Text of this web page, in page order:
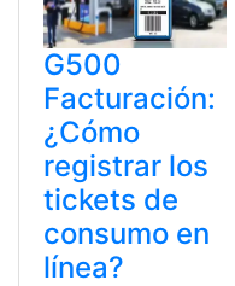
G500
Facturación:
¿Cómo
registrar los
tickets de
consumo en
línea?